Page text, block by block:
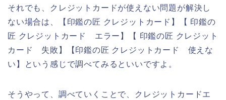
それでも、クレジットカードが使えない問題が解決し
ない場合は、【印鑑の匠 クレジットカード】【 印鑑の
匠 クレジットカード エラー】【 印鑑の匠 クレジット
カード 失敗】【印鑑の匠 クレジットカード 使えな
い】という感じで調べてみるといいですよ。
そうやって、調べていくことで、クレジットカードエ